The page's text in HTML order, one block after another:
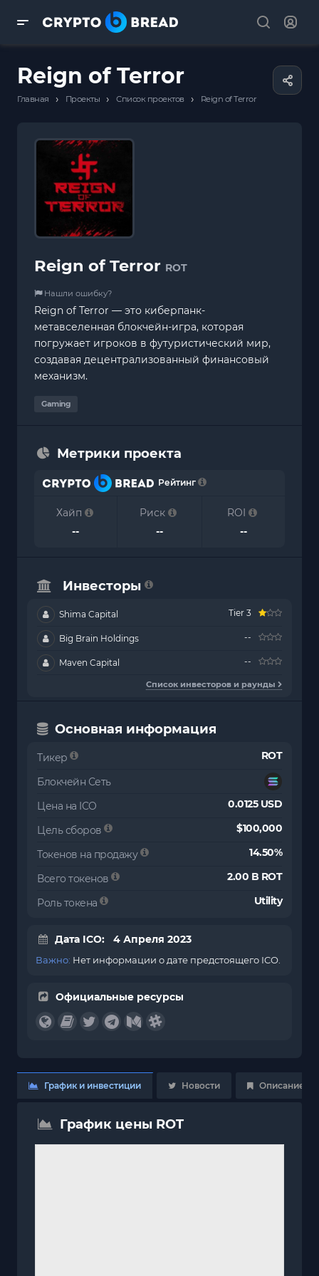
Reign of Terror
Главная › Проекты › Список проектов › Reign of Terror
Reign of Terror ROT
Нашли ошибку?
Reign of Terror — это киберпанк-
метавселенная блокчейн-игра, которая
погружает игроков в футуристический мир,
создавая децентрализованный финансовый
механизм.
Gaming
Метрики проекта
Рейтинг
Хайп
--
Риск
--
ROI
--
Инвесторы
Shima Capital Tier 3
Big Brain Holdings --
Maven Capital --
Список инвесторов и раунды
Основная информация
Тикер ROT
Блокчейн Сеть
Цена на ICO
0.0125 USD
Цель сборов $100,000
Токенов на продажу 14.50%
Всего токенов 2.00 B ROT
Роль токена Utility
Дата ICO: 4 Апреля 2023
Важно: Нет информации о дате предстоящего ICO.
Официальные ресурсы
График и инвестиции Новости Описание
График цены ROT